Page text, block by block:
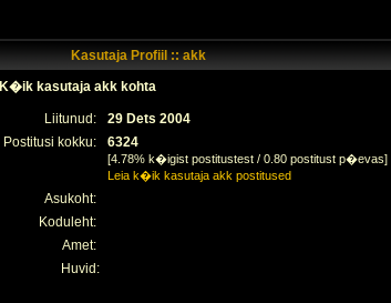
Kasutaja Profiil :: akk
K�ik kasutaja akk kohta
Liitunud:
29 Dets 2004
Postitusi kokku:
6324
[4.78% k�igist postitustest / 0.80 postitust p�evas]
Leia k�ik kasutaja akk postitused
Asukoht:
Koduleht:
Amet:
Huvid: